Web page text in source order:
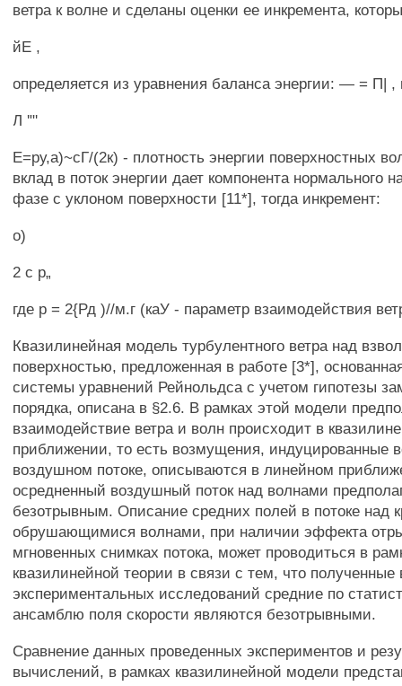
ветра к волне и сделаны оценки ее инкремента,
йЕ ,
определяется из уравнения баланса энергии: — = П| ,
Л '"'
Е=ру,а)~сГ/(2к) - плотность энергии поверхностных
вклад в поток энергии дает компонента нормального
фазе с уклоном поверхности [11*], тогда инкремент:
о)
2 с р„
где р = 2{Рд )//м.г (каУ - параметр взаимодействия
Квазилинейная модель турбулентного ветра над
поверхностью, предложенная в работе [3*],
системы уравнений Рейнольдса с учетом гипотезы
порядка, описана в §2.6. В рамках этой модели
взаимодействие ветра и волн происходит в
приближении, то есть возмущения, индуцированные
воздушном потоке, описываются в линейном
осредненный воздушный поток над волнами
безотрывным. Описание средних полей в потоке над
обрушающимися волнами, при наличии эффекта
мгновенных снимках потока, может проводиться в
квазилинейной теории в связи с тем, что полученные
экспериментальных исследований средние по
ансамблю поля скорости являются безотрывными.
Сравнение данных проведенных экспериментов и
вычислений, в рамках квазилинейной модели